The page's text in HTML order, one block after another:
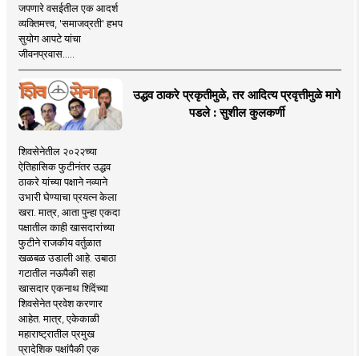
जपणारे वसईतील एक आदर्श
व्यक्तिमत्त्व, 'समाजव्रती' हभप
सुयोग आपटे यांचा
जीवनप्रवास.....
उद्धव ठाकरे प्रकृतीमुळे, तर आदित्य प्रवृत्तीमुळे मागे
पडले : सुशील कुलकर्णी
शिवसेनेतील २०२२च्या
ऐतिहासिक फुटीनंतर उद्धव
ठाकरे यांच्या पक्षाने नव्याने
उभारी घेण्याचा प्रयत्न केला
खरा. मात्र, आता पुन्हा एकदा
पक्षातील काही खासदारांच्या
फुटीने राजकीय वर्तुळात
खळबळ उडाली आहे. उबाठा
गटातील नऊपैकी सहा
खासदार एकनाथ शिंदेंच्या
शिवसेनेत प्रवेश करणार
आहेत. मात्र, एकेकाळी
महाराष्ट्रातील प्रमुख
प्रादेशिक पक्षांपैकी एक